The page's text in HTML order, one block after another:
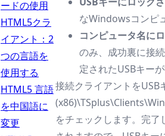
ードの使用
HTML5クラ
イアント：2
つの言語を
使用する
HTML5 言語
を中国語に
変更
なWindowsコンピ
コンピュータ名に
のみ、成功裏に接
定されたUSBキー
接続クライアントを
をチェックします。完